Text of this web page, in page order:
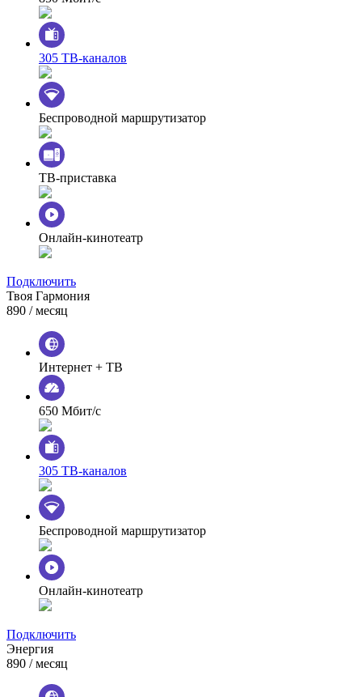
305 ТВ-каналов
Беспроводной маршрутизатор
ТВ-приставка
Онлайн-кинотеатр
Подключить
Твоя Гармония
890 / месяц
Интернет + ТВ
650 Мбит/с
305 ТВ-каналов
Беспроводной маршрутизатор
Онлайн-кинотеатр
Подключить
Энергия
890 / месяц